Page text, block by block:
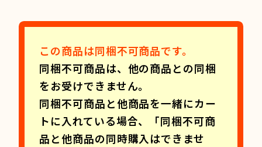
この商品は同梱不可商品です。
同梱不可商品は、他の商品との同梱
をお受けできません。
同梱不可商品と他商品を一緒にカー
トに入れている場合、「同梱不可商
品と他商品の同時購入はできませ